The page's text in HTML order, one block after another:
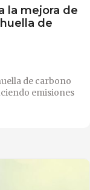
la mejora de
de
de carbono
emisiones